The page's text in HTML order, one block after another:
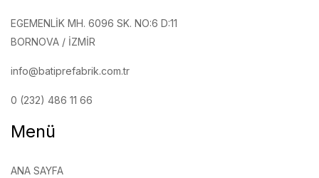
EGEMENLIK MH. 6096 SK. NO:6 D:11
BORNOVA / İZMIR
info@batiprefabrik.com.tr
0 (232) 486 11 66
Menü
ANA SAYFA